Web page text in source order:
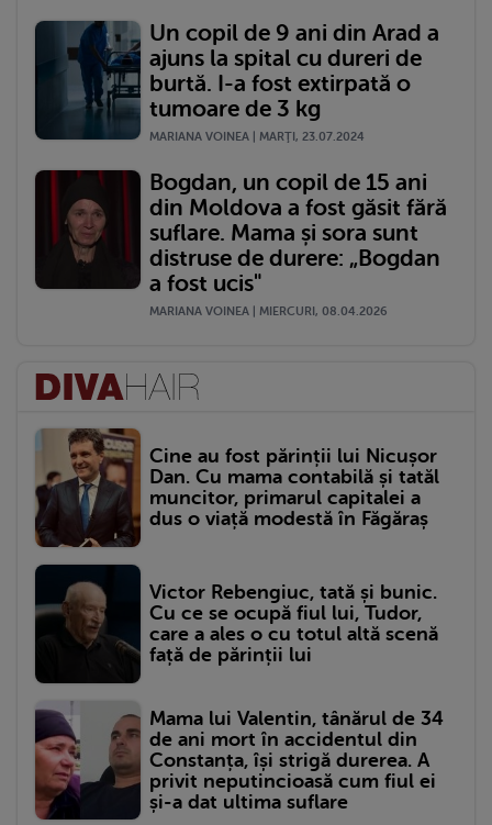
Un copil de 9 ani din Arad a
ajuns la spital cu dureri de
burtă. I-a fost extirpată o
tumoare de 3 kg
MARIANA VOINEA | MARŢI, 23.07.2024
Bogdan, un copil de 15 ani
din Moldova a fost găsit fără
suflare. Mama și sora sunt
distruse de durere: „Bogdan
a fost ucis"
MARIANA VOINEA | MIERCURI, 08.04.2026
Cine au fost părinții lui Nicușor
Dan. Cu mama contabilă și tatăl
muncitor, primarul capitalei a
dus o viață modestă în Făgăraș
Victor Rebengiuc, tată și bunic.
Cu ce se ocupă fiul lui, Tudor,
care a ales o cu totul altă scenă
față de părinții lui
Mama lui Valentin, tânărul de 34
de ani mort în accidentul din
Constanța, își strigă durerea. A
privit neputincioasă cum fiul ei
și-a dat ultima suflare